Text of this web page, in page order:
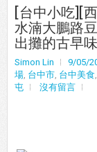
[台中小吃][
水湳大鵬路
出攤的古早
Simon Lin 9/05/
場, 台中市, 台中美食,
屯
沒有留言